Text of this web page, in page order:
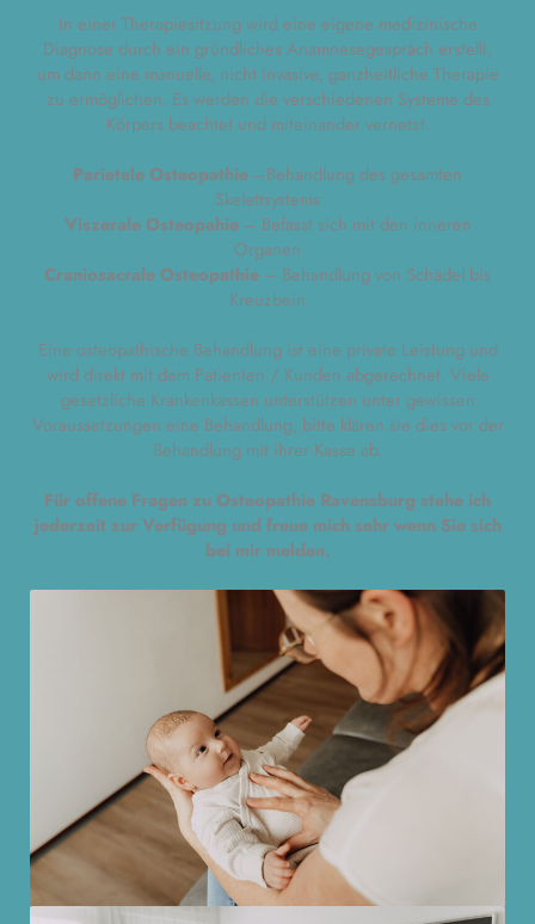
In einer Therapiesitzung wird eine eigene medizinische
Diagnose durch ein gründliches Anamnesegespräch erstellt,
um dann eine manuelle, nicht invasive, ganzheitliche Therapie
zu ermöglichen. Es werden die verschiedenen Systeme des
Körpers beachtet und miteinander vernetzt.
Parietale Osteopathie –Behandlung des gesamten
Skelettsystems
Viszerale Osteopahie– Befasst sich mit den inneren
Organen
Craniosacrale Osteopathie – Behandlung von Schädel bis
Kreuzbein
Eine osteopathische Behandlung ist eine private Leistung und
wird direkt mit dem Patienten / Kunden abgerechnet. Viele
gesetzliche Krankenkassen unterstützen unter gewissen
Voraussetzungen eine Behandlung, bitte klären sie dies vor der
Behandlung mit ihrer Kasse ab.
Für offene Fragen zu Osteopathie Ravensburg stehe ich
jederzeit zur Verfügung und freue mich sehr wenn Sie sich
bei mir melden.